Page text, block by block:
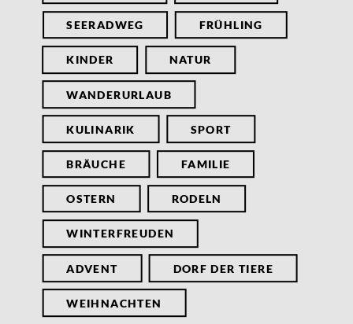
SEERADWEG FRÜHLING
KINDER NATUR
WANDERURLAUB
KULINARIK SPORT
BRÄUCHE FAMILIE
OSTERN RODELN
WINTERFREUDEN
ADVENT DORF DER TIERE
WEIHNACHTEN